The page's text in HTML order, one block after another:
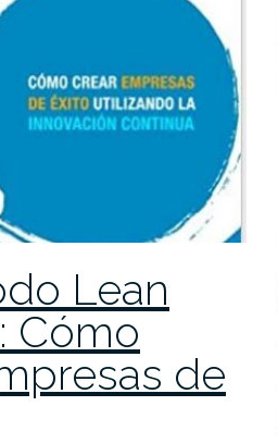
Lean
Cómo
de